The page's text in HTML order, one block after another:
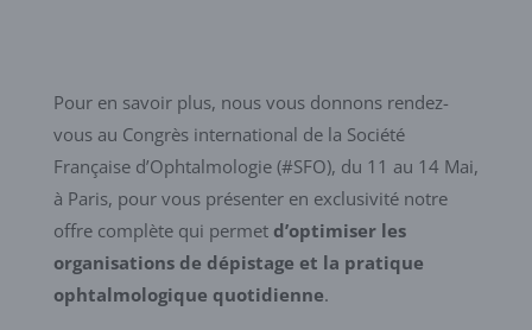
Pour en savoir plus, nous vous donnons rendez-
vous au Congrès international de la Société
Française d’Ophtalmologie (#SFO), du 11 au 14 Mai,
à Paris, pour vous présenter en exclusivité notre
offre complète qui permet d’optimiser les
organisations de dépistage et la pratique
ophtalmologique quotidienne.